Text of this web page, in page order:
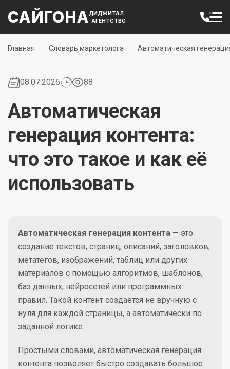
САЙГОНАДИДЖИТАЛ
АГЕНТСТВО
Главная Словарь маркетолога Автоматическая
Автоматическая
генерация контента:
что это такое и как её
использовать
08.07.2026 88
Автоматическая генерация контента — это
создание текстов, страниц, описаний, заголовков,
метатегов, изображений, таблиц или других
материалов с помощью алгоритмов, шаблонов,
баз данных, нейросетей или программных
правил. Такой контент создаётся не вручную с
нуля для каждой страницы, а автоматически по
заданной логике.
Простыми словами, автоматическая генерация
контента позволяет быстро создавать большое